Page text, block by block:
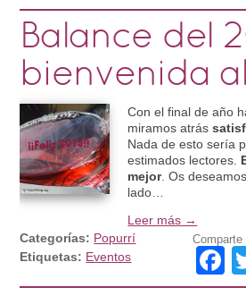
Balance del
bienvenida
Con el final de año
miramos atrás
Nada de esto sería
estimados lectores.
mejor. Os
lado…
Leer más →
Categorías: Popurrí
Etiquetas: Eventos